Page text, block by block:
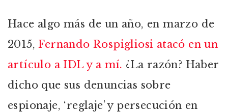
Hace algo más de un año, en marzo de
2015,Fernando Rospigliosi atacó en un
artículo a IDL y a mí. ¿La razón? Haber
dicho que sus denuncias sobre
espionaje, ‘reglaje’ y persecución en